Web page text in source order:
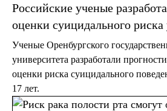
Российские ученые
оценки суицидального риска
Ученые Оренбургского
университета разработали
оценки риска суицидального
17 лет.